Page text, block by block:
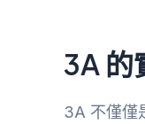
3A 的
3A 不僅僅